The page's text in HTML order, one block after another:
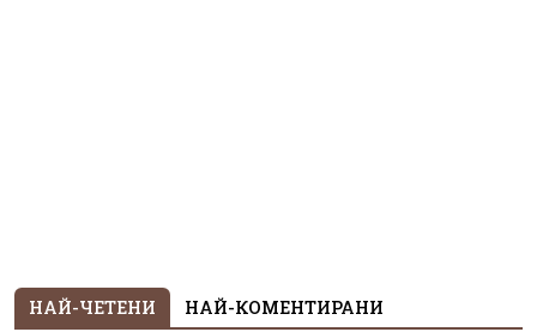
НАЙ-ЧЕТЕНИ НАЙ-КОМЕНТИРАНИ